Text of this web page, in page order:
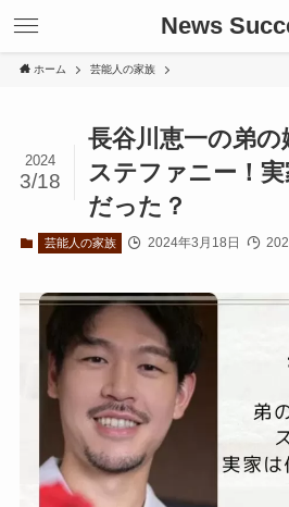
News
ホーム 芸能人の家族
長谷川恵一の弟
ステファニー！
だった？
2024
3/18
芸能人の家族 2024年3月18日